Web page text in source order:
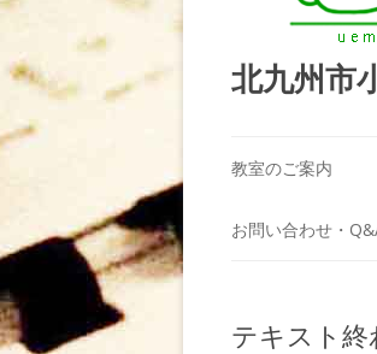
北九州市
教室のご案内
うえまつ音楽教室が
お問い合わせ・
テキスト終